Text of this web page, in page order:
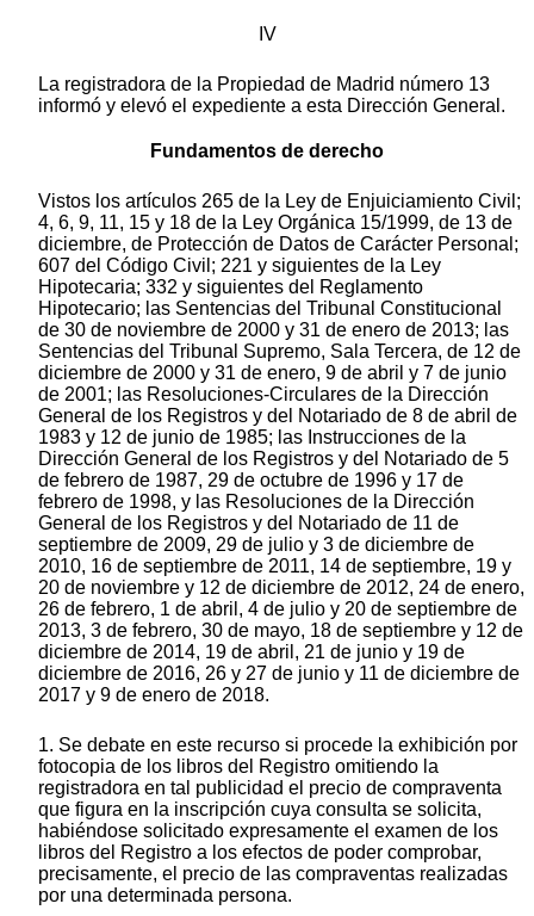
IV
La registradora de la Propiedad de Madrid número 13
informó y elevó el expediente a esta Dirección General.
Fundamentos de derecho
Vistos los artículos 265 de la Ley de Enjuiciamiento Civil;
4, 6, 9, 11, 15 y 18 de la Ley Orgánica 15/1999, de 13 de
diciembre, de Protección de Datos de Carácter Personal;
607 del Código Civil; 221 y siguientes de la Ley
Hipotecaria; 332 y siguientes del Reglamento
Hipotecario; las Sentencias del Tribunal Constitucional
de 30 de noviembre de 2000 y 31 de enero de 2013; las
Sentencias del Tribunal Supremo, Sala Tercera, de 12 de
diciembre de 2000 y 31 de enero, 9 de abril y 7 de junio
de 2001; las Resoluciones-Circulares de la Dirección
General de los Registros y del Notariado de 8 de abril de
1983 y 12 de junio de 1985; las Instrucciones de la
Dirección General de los Registros y del Notariado de 5
de febrero de 1987, 29 de octubre de 1996 y 17 de
febrero de 1998, y las Resoluciones de la Dirección
General de los Registros y del Notariado de 11 de
septiembre de 2009, 29 de julio y 3 de diciembre de
2010, 16 de septiembre de 2011, 14 de septiembre, 19 y
20 de noviembre y 12 de diciembre de 2012, 24 de enero,
26 de febrero, 1 de abril, 4 de julio y 20 de septiembre de
2013, 3 de febrero, 30 de mayo, 18 de septiembre y 12 de
diciembre de 2014, 19 de abril, 21 de junio y 19 de
diciembre de 2016, 26 y 27 de junio y 11 de diciembre de
2017 y 9 de enero de 2018.
1. Se debate en este recurso si procede la exhibición por
fotocopia de los libros del Registro omitiendo la
registradora en tal publicidad el precio de compraventa
que figura en la inscripción cuya consulta se solicita,
habiéndose solicitado expresamente el examen de los
libros del Registro a los efectos de poder comprobar,
precisamente, el precio de las compraventas realizadas
por una determinada persona.